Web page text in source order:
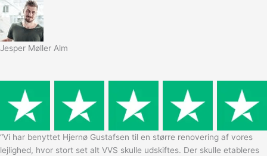
Jesper Møller Alm
“Vi har benyttet Hjernø Gustafsen til en større renovering af vores
lejlighed, hvor stort set alt VVS skulle udskiftes. Der skulle etableres